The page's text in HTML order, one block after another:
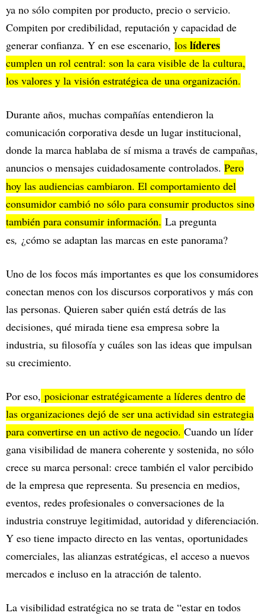
ya no sólo compiten por producto, precio o servicio.
Compiten por credibilidad, reputación y capacidad de
generar confianza. Y en ese escenario, los líderes
cumplen un rol central: son la cara visible de la cultura,
los valores y la visión estratégica de una organización.
Durante años, muchas compañías entendieron la
comunicación corporativa desde un lugar institucional,
donde la marca hablaba de sí misma a través de campañas,
anuncios o mensajes cuidadosamente controlados. Pero
hoy las audiencias cambiaron. El comportamiento del
consumidor cambió no sólo para consumir productos sino
también para consumir información. La pregunta
es, ¿cómo se adaptan las marcas en este panorama?
Uno de los focos más importantes es que los consumidores
conectan menos con los discursos corporativos y más con
las personas. Quieren saber quién está detrás de las
decisiones, qué mirada tiene esa empresa sobre la
industria, su filosofía y cuáles son las ideas que impulsan
su crecimiento.
Por eso, posicionar estratégicamente a líderes dentro de
las organizaciones dejó de ser una actividad sin estrategia
para convertirse en un activo de negocio. Cuando un líder
gana visibilidad de manera coherente y sostenida, no sólo
crece su marca personal: crece también el valor percibido
de la empresa que representa. Su presencia en medios,
eventos, redes profesionales o conversaciones de la
industria construye legitimidad, autoridad y diferenciación.
Y eso tiene impacto directo en las ventas, oportunidades
comerciales, las alianzas estratégicas, el acceso a nuevos
mercados e incluso en la atracción de talento.
La visibilidad estratégica no se trata de “estar en todos